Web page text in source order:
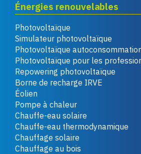
Énergies renouvelables
Photovoltaïque
Simulateur photovoltaïque
Photovoltaïque
Photovoltaïque pour les
Repowering photovoltaïque
Borne de recharge IRVE
Éolien
Pompe à chaleur
Chauffe-eau solaire
Chauffe-eau thermodynamique
Chauffage solaire
Chauffage au bois